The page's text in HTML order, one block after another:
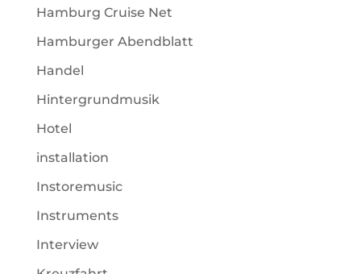
Hamburg Cruise Net
Hamburger Abendblatt
Handel
Hintergrundmusik
Hotel
installation
Instoremusic
Instruments
Interview